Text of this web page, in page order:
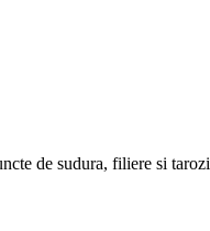
de sudura, filiere si tarozi